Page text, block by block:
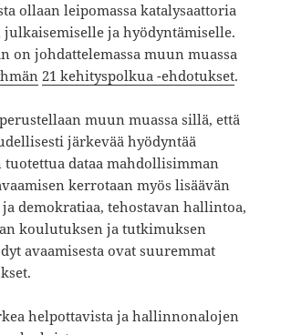
ollaan leipomassa katalysaattoria
julkaisemiselle ja hyödyntämiselle.
on johdattelemassa muun muassa
21 kehityspolkua -ehdotukset.
muun muassa sillä, että
järkevää hyödyntää
dataa mahdollisimman
kerrotaan myös lisäävän
demokratiaa, tehostavan hallintoa,
koulutuksen ja tutkimuksen
avaamisesta ovat suuremmat
helpottavista ja hallinnonalojen